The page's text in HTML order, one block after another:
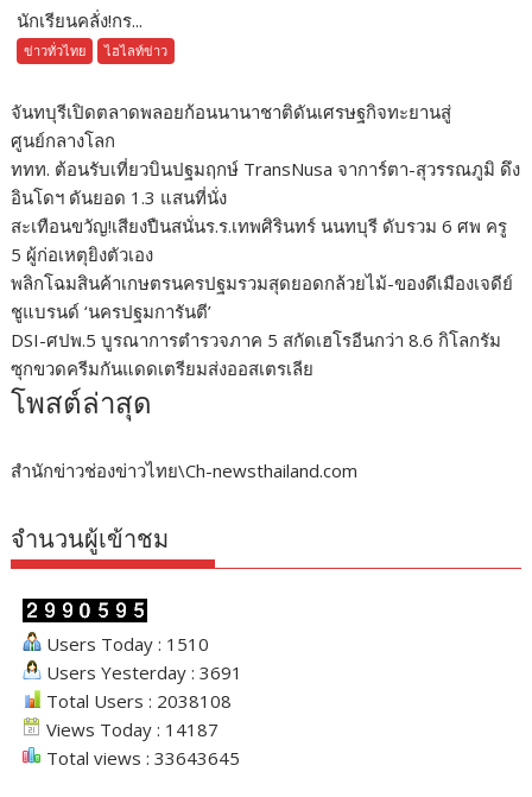
นักเรียนคลั่ง!กร...
ข่าวทั่วไทย ไฮไลท์ข่าว
จันทบุรีเปิดตลาดพลอยก้อนนานาชาติดันเศรษฐกิจทะยานสู่
ศูนย์กลางโลก
ททท. ต้อนรับเที่ยวบินปฐมฤกษ์ TransNusa จาการ์ตา-สุวรรณภูมิ ดึง
อินโดฯ ดันยอด 1.3 แสนที่นั่ง
สะเทือนขวัญ!เสียงปืนสนั่นร.ร.เทพศิรินทร์ นนทบุรี ดับรวม 6 ศพ ครู
5 ผู้ก่อเหตุยิงตัวเอง
พลิกโฉมสินค้าเกษตรนครปฐมรวมสุดยอดกล้วยไม้-ของดีเมืองเจดีย์
ชูแบรนด์ ‘นครปฐมการันตี’
DSI-ศปพ.5 บูรณาการตำรวจภาค 5 สกัดเฮโรอีนกว่า 8.6 กิโลกรัม
ซุกขวดครีมกันแดดเตรียมส่งออสเตรเลีย
โพสต์ล่าสุด
สำนักข่าวช่องข่าวไทย\Ch-newsthailand.com
จำนวนผู้เข้าชม
Users Today : 1510
Users Yesterday : 3691
Total Users : 2038108
Views Today : 14187
Total views : 33643645